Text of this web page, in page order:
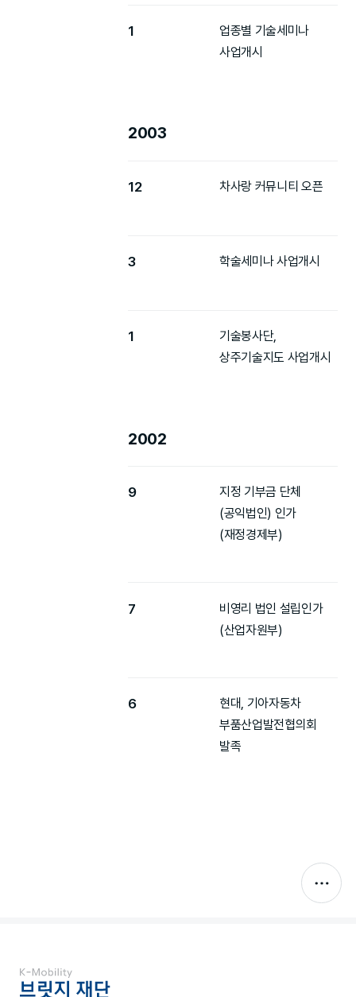
1
업종별 기술세미나
사업개시
2003
12 차사랑 커뮤니티 오픈
3 학술세미나 사업개시
1
기술봉사단,
상주기술지도 사업개시
2002
9
지정 기부금 단체
(공익법인) 인가
(재정경제부)
7
비영리 법인 설립인가
(산업자원부)
6
현대, 기아자동차
부품산업발전협의회
발족